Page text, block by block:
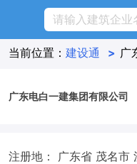
当前位置： 建设通 > 广
广东电白一建集团有限公司
注册地： 广东省 茂名市